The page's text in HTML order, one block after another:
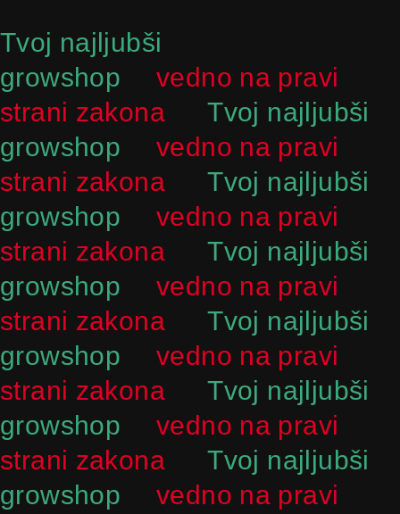
to
content
Tvoj najljubši
growshop
vedno na pravi
strani zakona
Tvoj najljubši
growshop
vedno na pravi
strani zakona
Tvoj najljubši
growshop
vedno na pravi
strani zakona
Tvoj najljubši
growshop
vedno na pravi
strani zakona
Tvoj najljubši
growshop
vedno na pravi
strani zakona
Tvoj najljubši
growshop
vedno na pravi
strani zakona
Tvoj najljubši
growshop
vedno na pravi